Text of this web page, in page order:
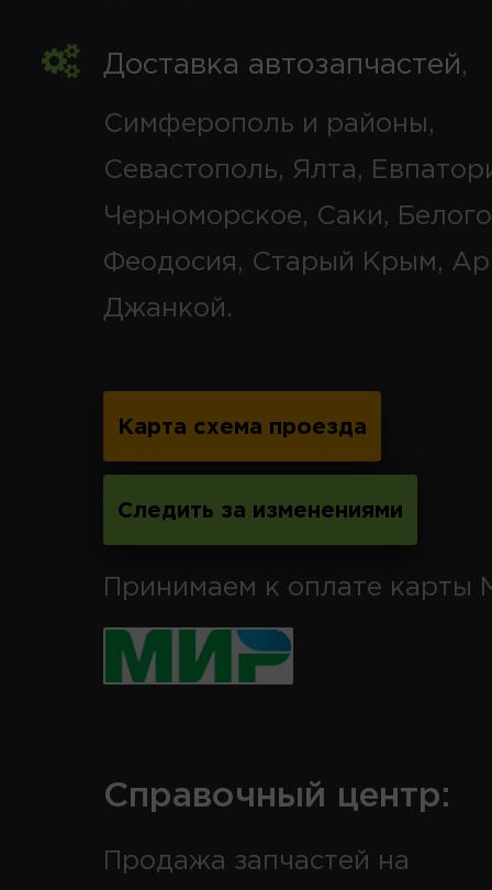
Доставка автозапчастей,
Симферополь и районы,
Севастополь, Ялта,
Черноморское, Саки,
Феодосия, Старый Крым,
Джанкой.
Карта схема проезда
Следить за изменениями
Принимаем к оплате карты
Справочный центр:
Продажа запчастей на